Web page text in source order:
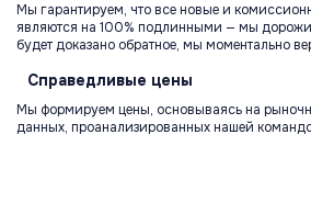
Мы гарантируем, что все новые и
являются на 100% подлинными — мы
будет доказано обратное, мы моментально
Справедливые цены
Мы формируем цены, основываясь на
данных, проанализированных нашей